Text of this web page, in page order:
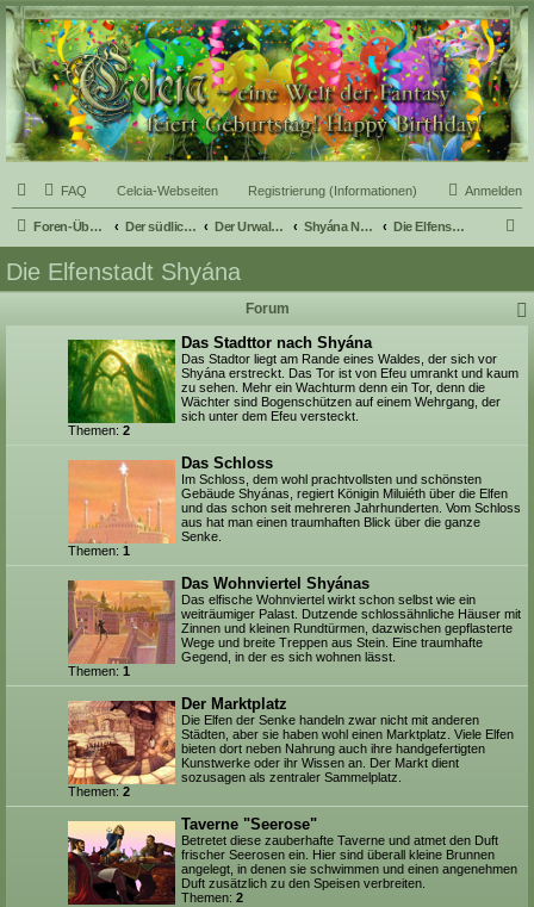
Celcia - eine Welt der
Fantasy
FAQ Celcia-Webseiten Registrierung (Informationen) Anmelden
Foren-Übersicht Der südliche Teil Celcias Der Urwald Kapayu Shyána Nelle, die Talsenke Die Elfenstadt Shyána
Die Elfenstadt Shyána
Forum
Das Stadttor nach Shyána
Das Stadtor liegt am Rande eines Waldes, der sich vor
Shyána erstreckt. Das Tor ist von Efeu umrankt und kaum
zu sehen. Mehr ein Wachturm denn ein Tor, denn die
Wächter sind Bogenschützen auf einem Wehrgang, der
sich unter dem Efeu versteckt.
Themen: 2
Das Schloss
Im Schloss, dem wohl prachtvollsten und schönsten
Gebäude Shyánas, regiert Königin Miluiéth über die Elfen
und das schon seit mehreren Jahrhunderten. Vom Schloss
aus hat man einen traumhaften Blick über die ganze
Senke.
Themen: 1
Das Wohnviertel Shyánas
Das elfische Wohnviertel wirkt schon selbst wie ein
weiträumiger Palast. Dutzende schlossähnliche Häuser mit
Zinnen und kleinen Rundtürmen, dazwischen gepflasterte
Wege und breite Treppen aus Stein. Eine traumhafte
Gegend, in der es sich wohnen lässt.
Themen: 1
Der Marktplatz
Die Elfen der Senke handeln zwar nicht mit anderen
Städten, aber sie haben wohl einen Marktplatz. Viele Elfen
bieten dort neben Nahrung auch ihre handgefertigten
Kunstwerke oder ihr Wissen an. Der Markt dient
sozusagen als zentraler Sammelplatz.
Themen: 2
Taverne "Seerose"
Betretet diese zauberhafte Taverne und atmet den Duft
frischer Seerosen ein. Hier sind überall kleine Brunnen
angelegt, in denen sie schwimmen und einen angenehmen
Duft zusätzlich zu den Speisen verbreiten.
Themen: 2